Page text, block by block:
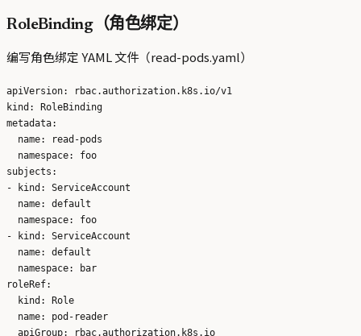
RoleBinding（角色绑定）
编写角色绑定 YAML 文件（read-pods.yaml）
apiVersion: rbac.authorization.k8s.io/v1
kind: RoleBinding
metadata:
  name: read-pods
  namespace: foo
subjects:
- kind: ServiceAccount
  name: default
  namespace: foo
- kind: ServiceAccount
  name: default
  namespace: bar
roleRef:
  kind: Role
  name: pod-reader